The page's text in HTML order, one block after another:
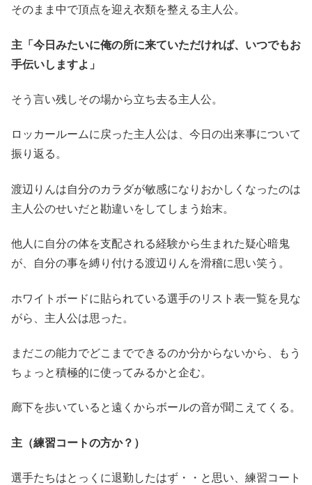
そのまま中で頂点を迎え衣類を整える主人公。
主「今日みたいに俺の所に来ていただければ、いつでもお
手伝いしますよ」
そう言い残しその場から立ち去る主人公。
ロッカールームに戻った主人公は、今日の出来事について
振り返る。
渡辺りんは自分のカラダが敏感になりおかしくなったのは
主人公のせいだと勘違いをしてしまう始末。
他人に自分の体を支配される経験から生まれた疑心暗鬼
が、自分の事を縛り付ける渡辺りんを滑稽に思い笑う。
ホワイトボードに貼られている選手のリスト表一覧を見な
がら、主人公は思った。
まだこの能力でどこまでできるのか分からないから、もう
ちょっと積極的に使ってみるかと企む。
廊下を歩いていると遠くからボールの音が聞こえてくる。
主（練習コートの方か？）
選手たちはとっくに退勤したはず・・と思い、練習コート